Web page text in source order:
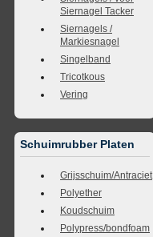
Siernagel Tacker
Siernagels /
Markiesnagel
Singelband
Tricotkous
Vering
Schuimrubber Platen
Grijsschuim/Antraciet
Polyether
Koudschuim
Polypress/bondfoam